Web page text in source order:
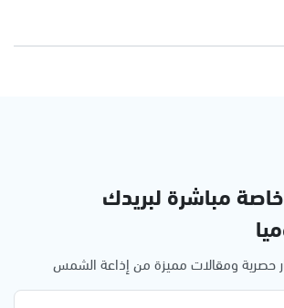
مباشرة لبريدك
حصرية ومقالات مميزة من إذاعة الشمس